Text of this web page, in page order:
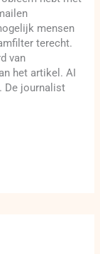
mensen
terecht.
van
het artikel. AI
De journalist